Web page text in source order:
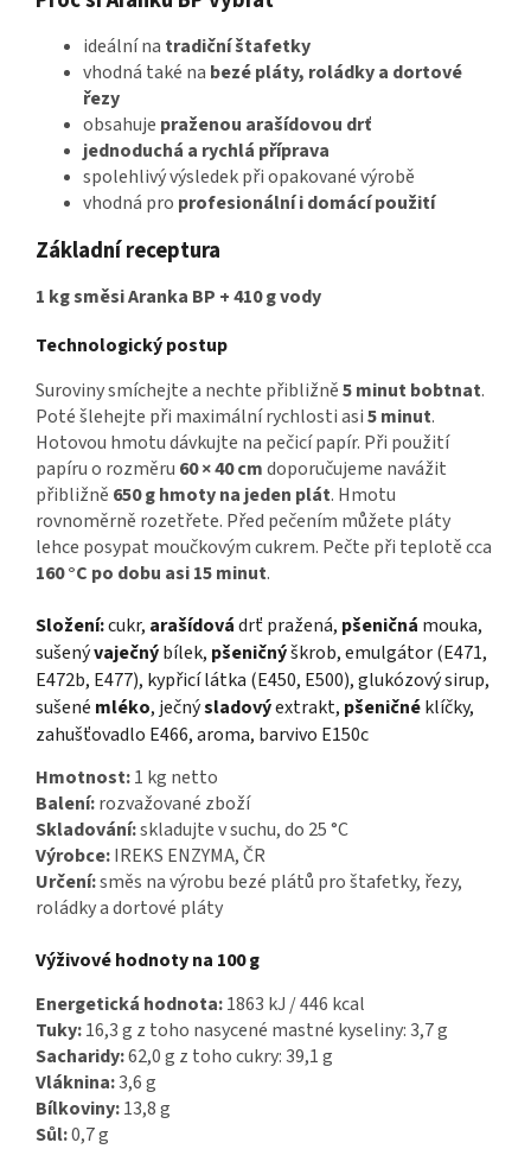
ideální na tradiční štafetky
vhodná také na bezé pláty, roládky a dortové
řezy
obsahuje praženou arašídovou drť
jednoduchá a rychlá příprava
spolehlivý výsledek při opakované výrobě
vhodná pro profesionální i domácí použití
Základní receptura
1 kg směsi Aranka BP + 410 g vody
Technologický postup
Suroviny smíchejte a nechte přibližně5 minut bobtnat.
Poté šlehejte při maximální rychlosti asi5 minut.
Hotovou hmotu dávkujte na pečicí papír. Při použití
papíru o rozměru 60 × 40 cmdoporučujeme navážit
přibližně 650 g hmoty na jeden plát. Hmotu
rovnoměrně rozetřete. Před pečením můžete pláty
lehce posypat moučkovým cukrem. Pečte při teplotě cca
160 °C po dobu asi 15 minut.
Složení:cukr, arašídovádrť pražená, pšeničná mouka,
sušenývaječnýbílek, pšeničnýškrob, emulgátor (E471,
E472b, E477), kypřicí látka (E450, E500), glukózový sirup,
sušené mléko, ječnýsladovýextrakt, pšeničnéklíčky,
zahušťovadlo E466, aroma, barvivo E150c
Hmotnost:1 kg netto
Balení:rozvažované zboží
Skladování:skladujte v suchu, do 25 °C
Výrobce:IREKS ENZYMA, ČR
Určení:směs na výrobu bezé plátů pro štafetky, řezy,
roládky a dortové pláty
Výživové hodnoty na 100 g
Energetická hodnota:1863 kJ / 446 kcal
Tuky:16,3 g z toho nasycené mastné kyseliny: 3,7 g
Sacharidy:62,0 g z toho cukry: 39,1 g
Vláknina:3,6 g
Bílkoviny:13,8 g
Sůl:0,7 g